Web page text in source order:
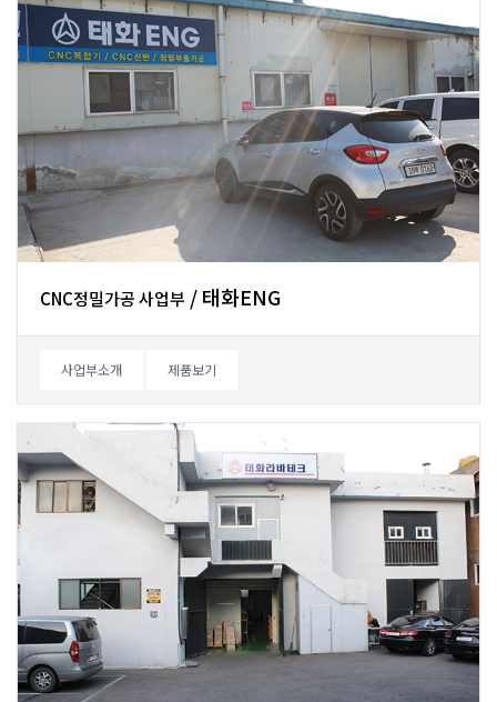
CNC정밀가공사업부 /태화ENG
사업부소개 제품보기